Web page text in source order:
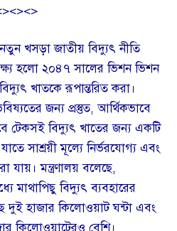
খসড়া জাতীয় বিদ্যুৎ নীতি
হলো ২০৪৭ সালের ভিশন ভিশন
খাতকে রূপান্তরিত করা।
জন্য প্রস্তুত, আর্থিকভাবে
টেকসই বিদ্যুৎ খাতের জন্য একটি
সাশ্রয়ী মূল্যে নির্ভরযোগ্য এবং
যায়। মন্ত্রণালয় বলেছে,
মাথাপিছু বিদ্যুৎ ব্যবহারের
দুই হাজার কিলোওয়াট ঘন্টা এবং
কিলোওয়াটেরও বেশি।